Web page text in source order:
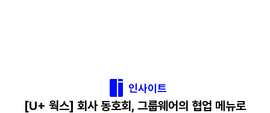
인사이트
[U+ 웍스] 회사 동호회, 그룹웨어의 협업 메뉴로